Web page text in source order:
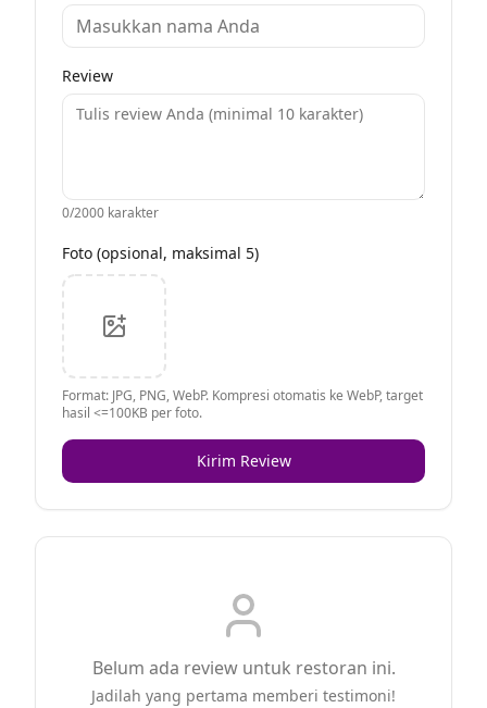
Review
0/2000 karakter
Foto (opsional, maksimal 5)
Format: JPG, PNG, WebP. Kompresi otomatis ke WebP, target
hasil <=100KB per foto.
Kirim Review
Belum ada review untuk restoran ini.
Jadilah yang pertama memberi testimoni!